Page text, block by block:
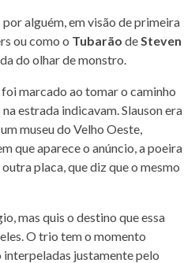
alguém, em visão de primeira
ou como o Tubarão de Steven
do olhar de monstro.
marcado ao tomar o caminho
estrada indicavam. Slauson era
museu do Velho Oeste,
que aparece o anúncio, a poeira
placa, que diz que o mesmo
mas quis o destino que essa
O trio tem o momento
justamente pelo